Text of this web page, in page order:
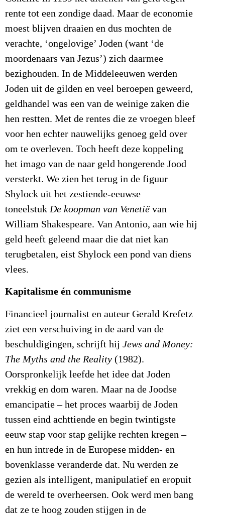
rente tot een zondige daad. Maar de economie
moest blijven draaien en dus mochten de
verachte, ‘ongelovige’ Joden (want ‘de
moordenaars van Jezus’) zich daarmee
bezighouden. In de Middeleeuwen werden
Joden uit de gilden en veel beroepen geweerd,
geldhandel was een van de weinige zaken die
hen restten. Met de rentes die ze vroegen bleef
voor hen echter nauwelijks genoeg geld over
om te overleven. Toch heeft deze koppeling
het imago van de naar geld hongerende Jood
versterkt. We zien het terug in de figuur
Shylock uit het zestiende-eeuwse
toneelstukDe koopman van Venetië van
William Shakespeare. Van Antonio, aan wie hij
geld heeft geleend maar die dat niet kan
terugbetalen, eist Shylock een pond van diens
vlees.
Kapitalisme én communisme
Financieel journalist en auteur Gerald Krefetz
ziet een verschuiving in de aard van de
beschuldigingen, schrijft hij Jews and Money:
The Myths and the Reality (1982).
Oorspronkelijk leefde het idee dat Joden
vrekkig en dom waren. Maar na de Joodse
emancipatie – het proces waarbij de Joden
tussen eind achttiende en begin twintigste
eeuw stap voor stap gelijke rechten kregen –
en hun intrede in de Europese midden- en
bovenklasse veranderde dat. Nu werden ze
gezien als intelligent, manipulatief en eropuit
de wereld te overheersen. Ook werd men bang
dat ze te hoog zouden stijgen in de